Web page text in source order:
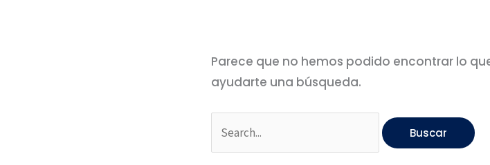
Parece que no hemos podido encontrar lo
ayudarte una búsqueda.